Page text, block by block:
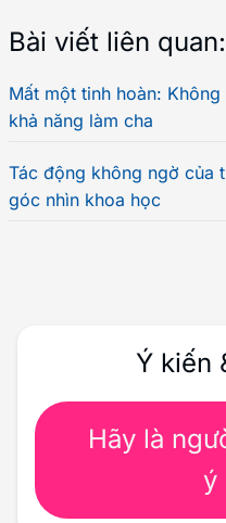
Bài viết liên quan:
Mất một tinh hoàn:
khả năng làm cha
Tác động không ngờ của
góc nhìn khoa học
Ý kiến
Hãy là
ý